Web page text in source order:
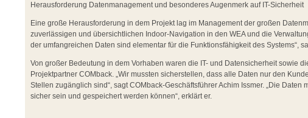
Herausforderung Datenmanagement und besonderes Augenmerk auf IT-Sicherheit
Eine große Herausforderung in dem Projekt lag im Management der großen
zuverlässigen und übersichtlichen Indoor-Navigation in den WEA und die
der umfangreichen Daten sind elementar für die Funktionsfähigkeit des Systems“,
Von großer Bedeutung in dem Vorhaben waren die IT- und Datensicherheit sowie
Projektpartner COMback. „Wir mussten sicherstellen, dass alle Daten nur den
Stellen zugänglich sind“, sagt COMback-Geschäftsführer Achim Issmer. „Die
sicher sein und gespeichert werden können“, erklärt er.